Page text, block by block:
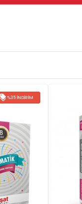
%35 İNDIRIM